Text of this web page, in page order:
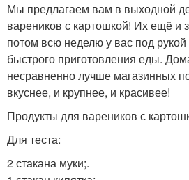
Мы предлагаем вам в выходной
вареников с картошкой! Их ещё и
потом всю неделю у вас под рукой
быстрого приготовления еды.
несравненно лучше магазинных
вкуснее, и крупнее, и красивее!
Продукты для вареников с
Для теста:
2 стакана муки;.